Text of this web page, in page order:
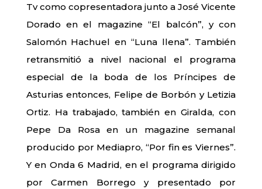
Tv como copresentadora junto a José Vicente
Dorado en el magazine “El balcón”, y con
Salomón Hachuel en “Luna llena”. También
retransmitió a nivel nacional el programa
especial de la boda de los Príncipes de
Asturias entonces, Felipe de Borbón y Letizia
Ortiz. Ha trabajado, también en Giralda, con
Pepe Da Rosa en un magazine semanal
producido por Mediapro, “Por fin es Viernes”.
Y en Onda 6 Madrid, en el programa dirigido
por Carmen Borrego y presentado por